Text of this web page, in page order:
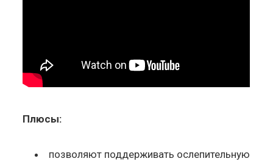
Плюсы:
позволяют поддерживать ослепительную